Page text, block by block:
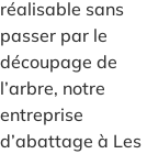
réalisable sans
passer par le
découpage de
l’arbre, notre
entreprise
d’abattage à Les